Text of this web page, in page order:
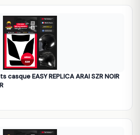
EASY REPLICA ARAI SZR NOIR